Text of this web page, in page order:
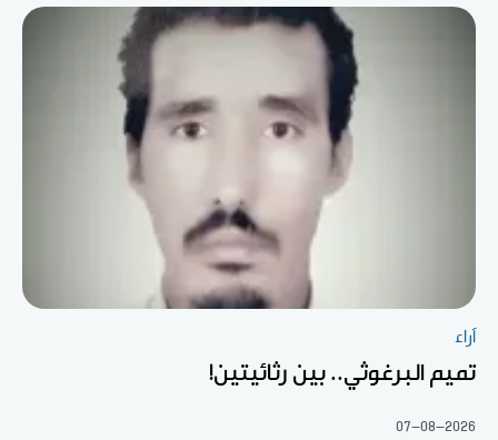
آراء
تميم البرغوثي.. بين رثائيتين!
07-08-2026